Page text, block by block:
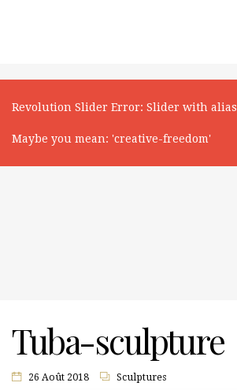
Revolution Slider Error: Slider with alias
Maybe you mean: 'creative-freedom'
Tuba-sculpture
26 Août 2018 Sculptures